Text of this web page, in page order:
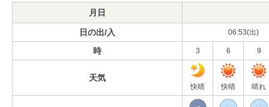
月日
日の出/入 06:53(出)
時 3 6 9
天気
快晴 快晴 晴れ